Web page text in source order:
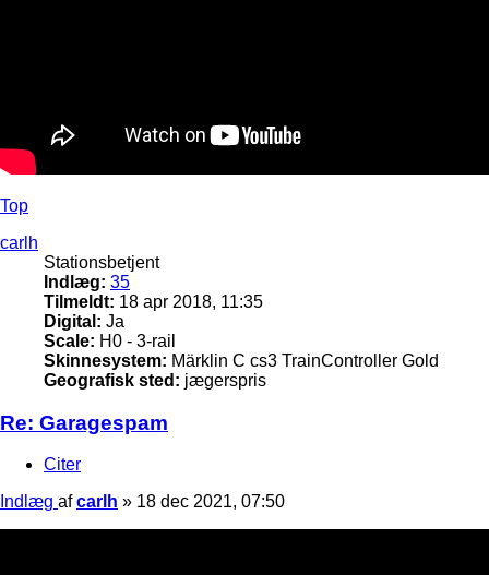
Top
carlh
Stationsbetjent
Indlæg: 35
Tilmeldt: 18 apr 2018, 11:35
Digital: Ja
Scale: H0 - 3-rail
Skinnesystem: Märklin C cs3 TrainController Gold
Geografisk sted: jægerspris
Re: Garagespam
Citer
Indlæg afcarlh » 18 dec 2021, 07:50